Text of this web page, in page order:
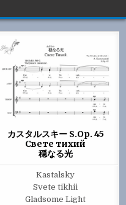
カスタルスキー S.Op. 45
Свете тихий
穏なる光
Kastalsky
Svete tikhii
Gladsome Light